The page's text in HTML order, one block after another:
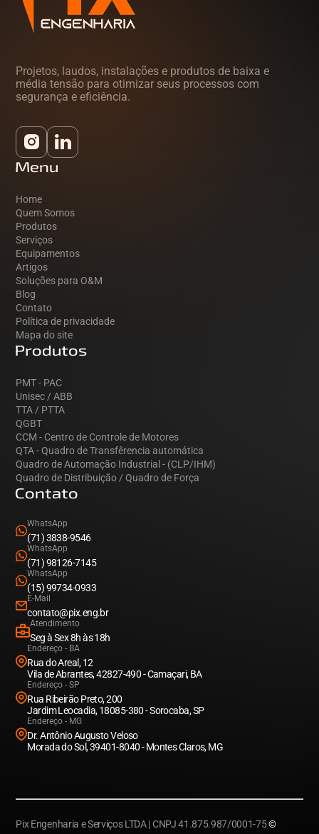
Projetos, laudos, instalações e produtos de baixa e
média tensão para otimizar seus processos com
segurança e eficiência.
Menu
Home
Quem Somos
Produtos
Serviços
Equipamentos
Artigos
Soluções para O&M
Blog
Contato
Política de privacidade
Mapa do site
Produtos
PMT - PAC
Unisec / ABB
TTA / PTTA
QGBT
CCM - Centro de Controle de Motores
QTA - Quadro de Transfêrencia automática
Quadro de Automação Industrial - (CLP/IHM)
Quadro de Distribuição / Quadro de Força
Contato
WhatsApp
(71) 3838-9546
WhatsApp
(71) 98126-7145
WhatsApp
(15) 99734-0933
E-Mail
contato@pix.eng.br
Atendimento
Seg à Sex 8h às 18h
Endereço - BA
Rua do Areal, 12
Vila de Abrantes, 42827-490 - Camaçari, BA
Endereço - SP
Rua Ribeirão Preto, 200
Jardim Leocadia, 18085-380 - Sorocaba, SP
Endereço - MG
Dr. Antônio Augusto Veloso
Morada do Sol, 39401-8040 - Montes Claros, MG
Pix Engenharia e Serviços LTDA | CNPJ 41.875.987/0001-75©